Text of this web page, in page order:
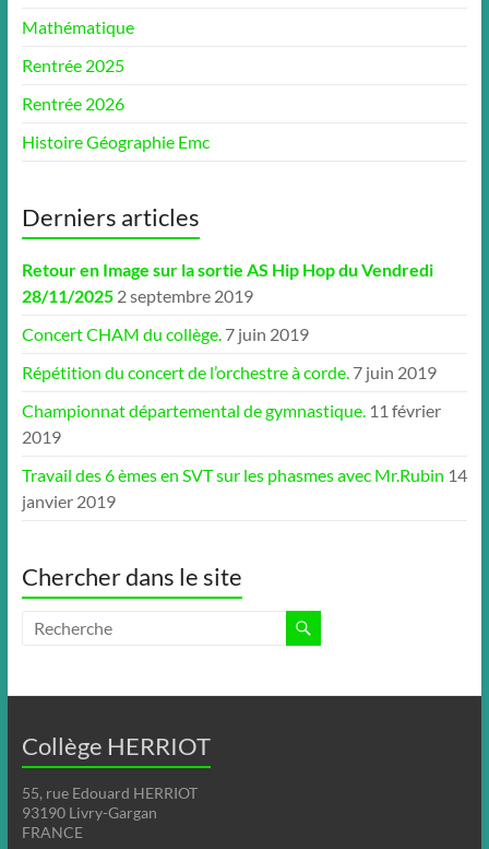
Mathématique
Rentrée 2025
Rentrée 2026
Histoire Géographie Emc
Derniers articles
Retour en Image sur la sortie AS Hip Hop du Vendredi
28/11/2025 2 septembre 2019
Concert CHAM du collège. 7 juin 2019
Répétition du concert de l’orchestre à corde. 7 juin 2019
Championnat départemental de gymnastique. 11 février
2019
Travail des 6 èmes en SVT sur les phasmes avec Mr.Rubin 14
janvier 2019
Chercher dans le site
Collège HERRIOT
55, rue Edouard HERRIOT
93190 Livry-Gargan
FRANCE